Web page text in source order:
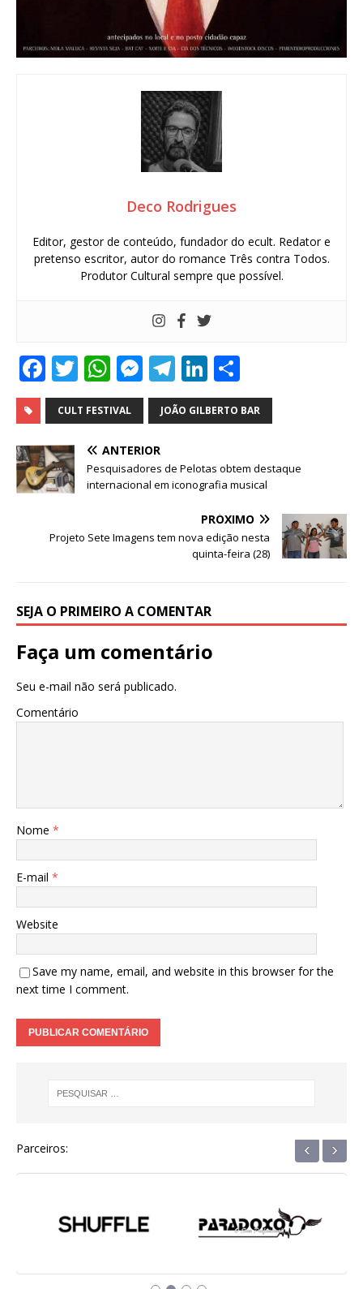
Deco Rodrigues
Editor, gestor de conteúdo, fundador do ecult. Redator e
pretenso escritor, autor do romance Três contra Todos.
Produtor Cultural sempre que possível.
F
a
c
e
b
o
k
T
w
it
te
r
W
h
at
s
A
p
M
e
ss
e
n
g
r
T
el
e
ra
m
Li
n
k
dI
n
h
ar
CULT FESTIVAL JOÃO GILBERTO BAR
ANTERIOR
Pesquisadores de Pelotas obtem destaque
internacional em iconografia musical
PRÓXIMO
Projeto Sete Imagens tem nova edição nesta
quinta-feira (28)
SEJA O PRIMEIRO A COMENTAR
Faça um comentário
Seu e-mail não será publicado.
Comentário
Nome *
E-mail *
Website
Save my name, email, and website in this browser for the
next time I comment.
Parceiros: ‹ ›